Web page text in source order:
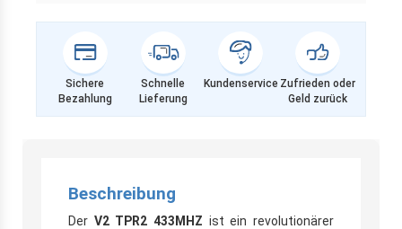
Sichere
Bezahlung
Schnelle
Lieferung
Kundenservice Zufrieden oder
Geld zurück
Beschreibung
Der V2 TPR2 433MHZ ist ein revolutionärer